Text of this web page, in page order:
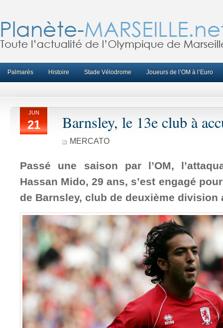
Palmarès Histoire Stade Vélodrome Joueurs de l’OM à l’Euro
JUN
21 Barnsley, le 13e club à
MERCATO
Passé une saison par l’OM,
Hassan Mido, 29 ans, s’est engagé
de Barnsley, club de deuxième division